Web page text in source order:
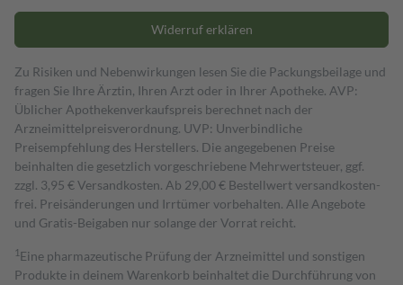
Widerruf erklären
Zu Risiken und Nebenwirkungen lesen Sie die Packungsbeilage und
fragen Sie Ihre Ärztin, Ihren Arzt oder in Ihrer Apotheke. AVP:
Üblicher Apothekenverkaufspreis berechnet nach der
Arzneimittelpreisverordnung. UVP: Unverbindliche
Preisempfehlung des Herstellers. Die angegebenen Preise
beinhalten die gesetzlich vorgeschriebene Mehrwertsteuer, ggf.
zzgl. 3,95 € Versandkosten. Ab 29,00 € Bestell­wert versand­kosten­
frei. Preisänderungen und Irrtümer vorbehalten. Alle Angebote
und Gratis-Beigaben nur solange der Vorrat reicht.
1 Eine pharmazeutische Prüfung der Arzneimittel und sonstigen
Produkte in deinem Warenkorb beinhaltet die Durchführung von